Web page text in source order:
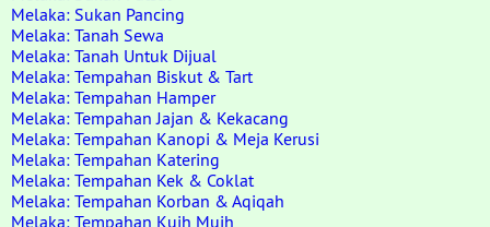
Melaka: Sukan Pancing
Melaka: Tanah Sewa
Melaka: Tanah Untuk Dijual
Melaka: Tempahan Biskut & Tart
Melaka: Tempahan Hamper
Melaka: Tempahan Jajan & Kekacang
Melaka: Tempahan Kanopi & Meja Kerusi
Melaka: Tempahan Katering
Melaka: Tempahan Kek & Coklat
Melaka: Tempahan Korban & Aqiqah
Melaka: Tempahan Kuih Muih